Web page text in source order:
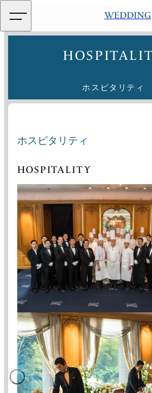
WEDDING
ホスピタリティ
ホスピタリティ
HOSPITALITY